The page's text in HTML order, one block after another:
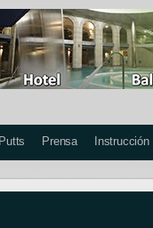
Prensa Instrucción